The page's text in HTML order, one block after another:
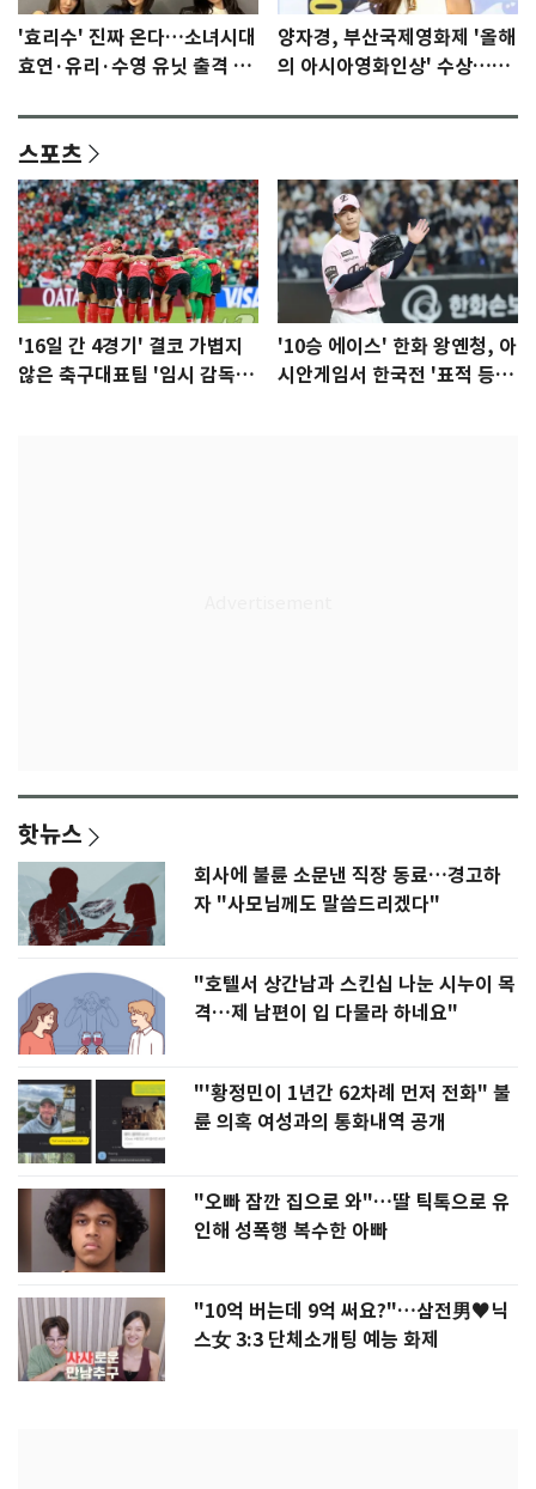
'효리수' 진짜 온다…소녀시대
효연·유리·수영 유닛 출격 [N
양자경, 부산국제영화제 '올해
의 아시아영화인상' 수상…15
스포츠
'16일 간 4경기' 결코 가볍지
않은 축구대표팀 '임시 감독'
'10승 에이스' 한화 왕옌청, 아
시안게임서 한국전 '표적 등
핫뉴스
회사에 불륜 소문낸 직장 동료…경고하
자 "사모님께도 말씀드리겠다"
"호텔서 상간남과 스킨십 나눈 시누이 목
격…제 남편이 입 다물라 하네요"
"'황정민이 1년간 62차례 먼저 전화" 불
륜 의혹 여성과의 통화내역 공개
"오빠 잠깐 집으로 와"…딸 틱톡으로 유
인해 성폭행 복수한 아빠
"10억 버는데 9억 써요?"…삼전男♥닉
스女 3:3 단체소개팅 예능 화제